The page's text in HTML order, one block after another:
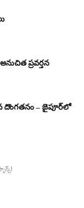
ప్రవర్తన
– జైపూర్‌లో